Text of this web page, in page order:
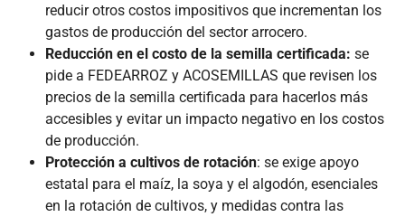
reducir otros costos impositivos que incrementan los
gastos de producción del sector arrocero.
Reducción en el costo de la semilla certificada: se
pide a FEDEARROZ y ACOSEMILLAS que revisen los
precios de la semilla certificada para hacerlos más
accesibles y evitar un impacto negativo en los costos
de producción.
Protección a cultivos de rotación: se exige apoyo
estatal para el maíz, la soya y el algodón, esenciales
en la rotación de cultivos, y medidas contra las